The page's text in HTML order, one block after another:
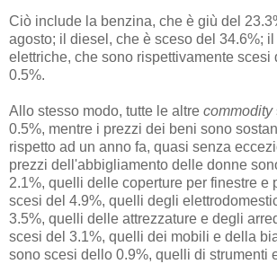
Ciò include la benzina, che è giù del
agosto; il diesel, che è sceso del 34.6%;
elettriche, che sono rispettivamente scesi
0.5%.
Allo stesso modo, tutte le altre commodity
0.5%, mentre i prezzi dei beni sono
rispetto ad un anno fa, quasi senza
prezzi dell'abbigliamento delle donne
2.1%, quelli delle coperture per finestre e
scesi del 4.9%, quelli degli
3.5%, quelli delle attrezzature e degli
scesi del 3.1%, quelli dei mobili e della
sono scesi dello 0.9%, quelli di strumenti